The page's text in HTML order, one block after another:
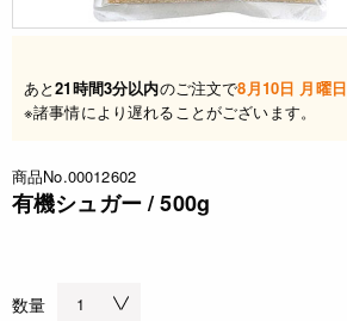
あと21時間3分以内のご注文で8月10日 月曜日
※諸事情により遅れることがございます。
商品No.00012602
有機シュガー / 500g
数量